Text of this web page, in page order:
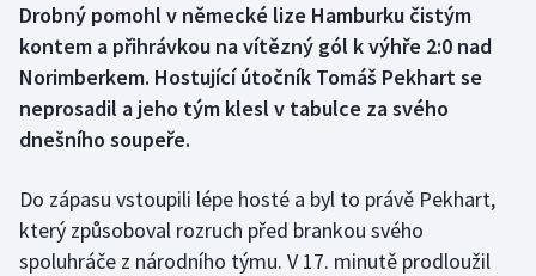
Box
Curling
Dostihy
Florbal
Futsal
Drobný pomohl v německé lize Hamburku čistým
kontem a přihrávkou na vítězný gól k výhře 2:0 nad
Norimberkem. Hostující útočník Tomáš Pekhart se
neprosadil a jeho tým klesl v tabulce za svého
dnešního soupeře.
Do zápasu vstoupili lépe hosté a byl to právě Pekhart,
který způsoboval rozruch před brankou svého
spoluhráče z národního týmu. V 17. minutě prodloužil